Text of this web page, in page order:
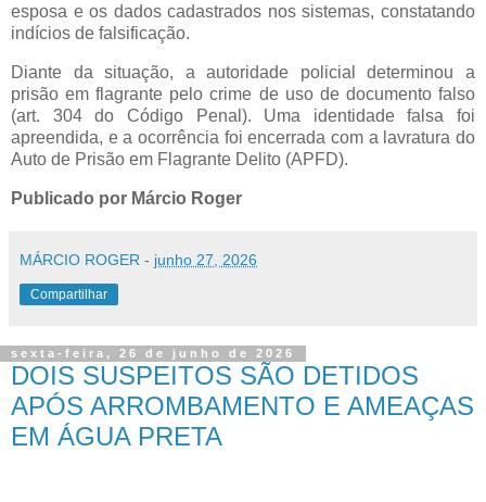
esposa e os dados cadastrados nos sistemas, constatando
indícios de falsificação.
Diante da situação, a autoridade policial determinou a
prisão em flagrante pelo crime de uso de documento falso
(art. 304 do Código Penal). Uma identidade falsa foi
apreendida, e a ocorrência foi encerrada com a lavratura do
Auto de Prisão em Flagrante Delito (APFD).
Publicado por Márcio Roger
MÁRCIO ROGER - junho 27, 2026
Compartilhar
sexta-feira, 26 de junho de 2026
DOIS SUSPEITOS SÃO DETIDOS
APÓS ARROMBAMENTO E AMEAÇAS
EM ÁGUA PRETA